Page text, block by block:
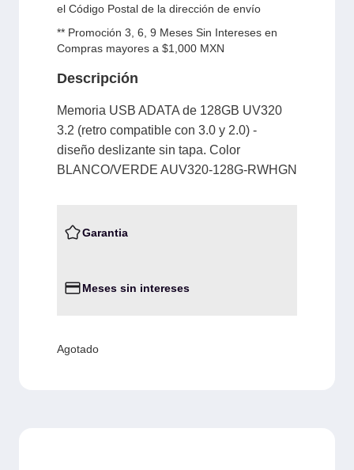
el Código Postal de la dirección de envío
** Promoción 3, 6, 9 Meses Sin Intereses en
Compras mayores a $1,000 MXN
Descripción
Memoria USB ADATA de 128GB UV320
3.2 (retro compatible con 3.0 y 2.0) -
diseño deslizante sin tapa. Color
BLANCO/VERDE AUV320-128G-RWHGN
Garantia
Meses sin intereses
Agotado